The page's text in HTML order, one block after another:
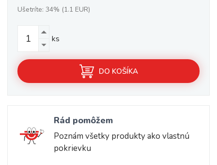
Ušetríte: 34% (1.1 EUR)
ks
DO KOŠÍKA
Rád pomôžem
Poznám všetky produkty ako vlastnú
pokrievku